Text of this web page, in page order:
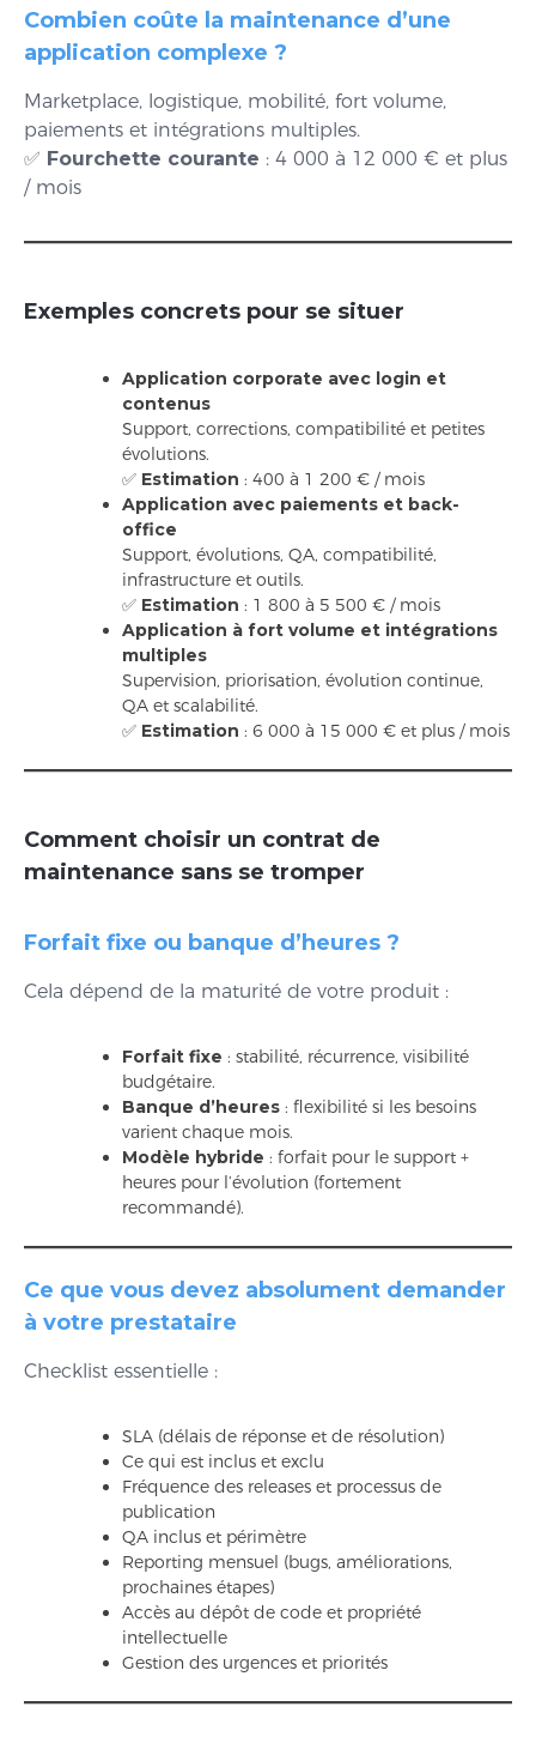
Combien coûte la maintenance d’une
application complexe ?
Marketplace, logistique, mobilité, fort volume,
paiements et intégrations multiples.
✅ Fourchette courante : 4 000 à 12 000 € et plus
/ mois
Exemples concrets pour se situer
Application corporate avec login et
contenus
Support, corrections, compatibilité et petites
évolutions.
✅ Estimation : 400 à 1 200 € / mois
Application avec paiements et back-
office
Support, évolutions, QA, compatibilité,
infrastructure et outils.
✅ Estimation : 1 800 à 5 500 € / mois
Application à fort volume et intégrations
multiples
Supervision, priorisation, évolution continue,
QA et scalabilité.
✅ Estimation : 6 000 à 15 000 € et plus / mois
Comment choisir un contrat de
maintenance sans se tromper
Forfait fixe ou banque d’heures ?
Cela dépend de la maturité de votre produit :
Forfait fixe : stabilité, récurrence, visibilité
budgétaire.
Banque d’heures : flexibilité si les besoins
varient chaque mois.
Modèle hybride : forfait pour le support +
heures pour l’évolution (fortement
recommandé).
Ce que vous devez absolument demander
à votre prestataire
Checklist essentielle :
SLA (délais de réponse et de résolution)
Ce qui est inclus et exclu
Fréquence des releases et processus de
publication
QA inclus et périmètre
Reporting mensuel (bugs, améliorations,
prochaines étapes)
Accès au dépôt de code et propriété
intellectuelle
Gestion des urgences et priorités